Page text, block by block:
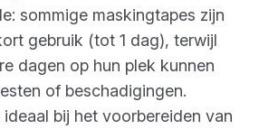
sommige maskingtapes zijn
gebruik (tot 1 dag), terwijl
dagen op hun plek kunnen
of beschadigingen.
bij het voorbereiden van